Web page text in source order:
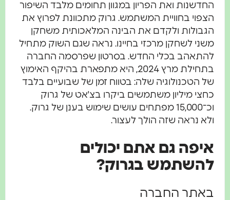
החדשנות ואת הפריון במגוון תחומים מלבד השיפור
הצפוי בחוויית המשתמש. גרוק מתכוונת לפרוץ את
הגבולות ולקדם את הבינה המלאכותית משחקן
משני לשחקן מרכזי בחיינו. נראה שגם השוק מתחיל
להתאהב בכלי החדש. בסרטון שפרסמה החברה
בתחילת מרץ 2024, היא מתפארת בהיקף האימוץ
של הטכנולוגיה שלה: בטווח זמן של שבועיים בלבד
כחצי מיליון משתמשים ביקרו בצ'אט של גרוק
וכ־15,000 מפתחים עושים שימוש בענן של גרוק.
ולא נראה שזה הולך לעצור.
איפה גם אתם יכולים
להשתמש בגרוק?
באתר החברה